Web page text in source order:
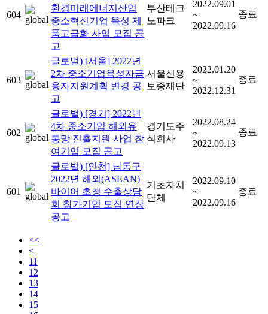
604
환경미래에너지산업
중소혁신기업 육성 제
품고급화 사업 모집 공
고
부산테크
노파크
2022.09.01
~
2022.09.16
종료
603
글로벌) [서울] 2022년
2차 중소기업육성자금
융자지원계획 변경 공
고
서울신용
보증재단
2022.01.20
~
2022.12.31
종료
602
글로벌) [경기] 2022년
4차 중소기업 해외유
통망 진출지원 사업 참
여기업 모집 공고
경기도주
식회사
2022.08.24
~
2022.09.13
종료
601
글로벌) [인천] 남동구
2022년 해외(ASEAN)
바이어 초청 수출상담
회 참가기업 모집 연장
공고
기초자치
단체
2022.09.10
~
2022.09.16
종료
<<
<
11
12
13
14
15